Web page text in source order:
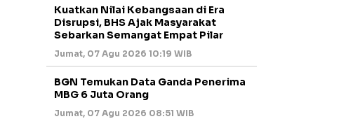
Kuatkan Nilai Kebangsaan di Era
Disrupsi, BHS Ajak Masyarakat
Sebarkan Semangat Empat Pilar
Jumat, 07 Agu 2026 10:19 WIB
BGN Temukan Data Ganda Penerima
MBG 6 Juta Orang
Jumat, 07 Agu 2026 08:51 WIB